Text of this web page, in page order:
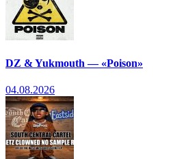
DZ & Yukmouth — «Poison»
04.08.2026